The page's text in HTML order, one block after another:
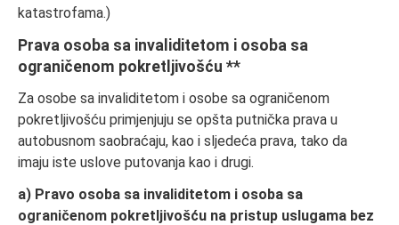
katastrofama.)
Prava osoba sa invaliditetom i osoba sa
ograničenom pokretljivošću **
Za osobe sa invaliditetom i osobe sa ograničenom
pokretljivošću primjenjuju se opšta putnička prava u
autobusnom saobraćaju, kao i sljedeća prava, tako da
imaju iste uslove putovanja kao i drugi.
a) Pravo osoba sa invaliditetom i osoba sa
ograničenom pokretljivošću na pristup uslugama bez